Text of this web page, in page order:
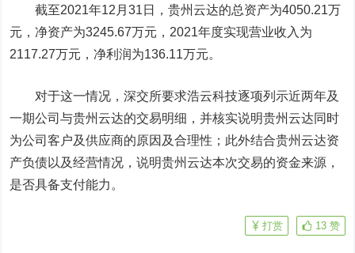
截至2021年12月31日，贵州云达的总资产为4050.21万
元，净资产为3245.67万元，2021年度实现营业收入为
2117.27万元，净利润为136.11万元。
对于这一情况，深交所要求浩云科技逐项列示近两年及
一期公司与贵州云达的交易明细，并核实说明贵州云达同时
为公司客户及供应商的原因及合理性；此外结合贵州云达资
产负债以及经营情况，说明贵州云达本次交易的资金来源，
是否具备支付能力。
13 赞
打赏